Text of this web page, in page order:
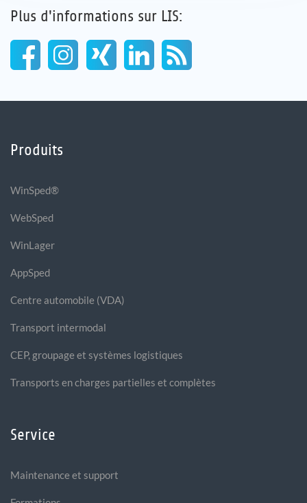
Plus d'informations sur LIS:
Produits
WinSped®
WebSped
WinLager
AppSped
Centre automobile (VDA)
Transport intermodal
CEP, groupage et systèmes logistiques
Transports en charges partielles et complètes
Service
Maintenance et support